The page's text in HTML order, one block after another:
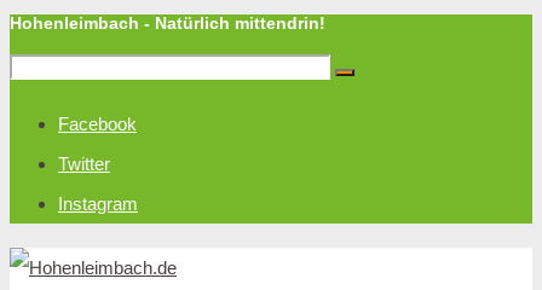
Hohenleimbach - Natürlich mittendrin!
Facebook
Twitter
Instagram